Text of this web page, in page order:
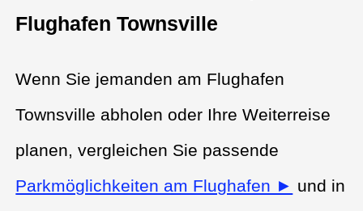
Flughafen Townsville
Wenn Sie jemanden am Flughafen
Townsville abholen oder Ihre Weiterreise
planen, vergleichen Sie passende
Parkmöglichkeiten am Flughafen ► und in